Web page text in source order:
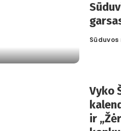
Posted
Vyko
ir